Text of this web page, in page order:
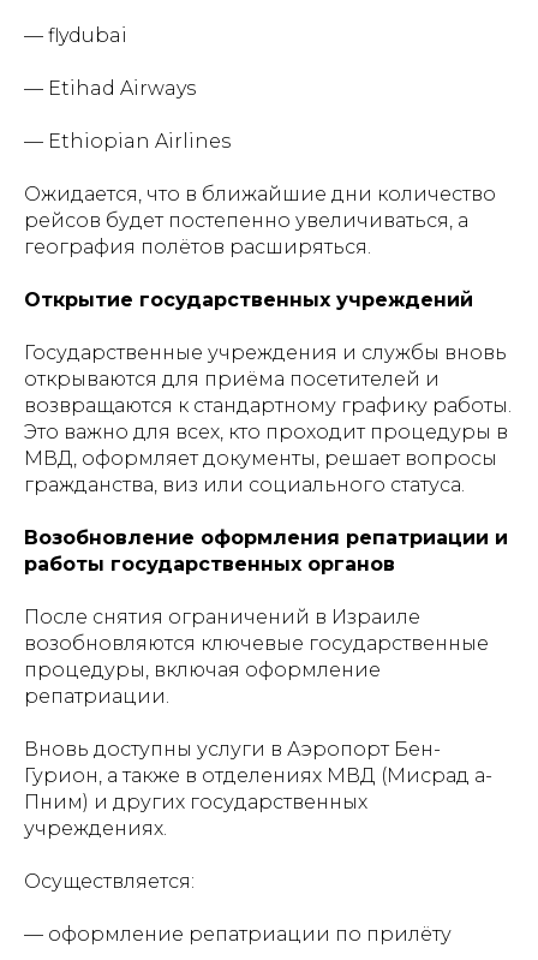
— flydubai
— Etihad Airways
— Ethiopian Airlines
Ожидается, что в ближайшие дни количество
рейсов будет постепенно увеличиваться, а
география полётов расширяться.
Открытие государственных учреждений
Государственные учреждения и службы вновь
открываются для приёма посетителей и
возвращаются к стандартному графику работы.
Это важно для всех, кто проходит процедуры в
МВД, оформляет документы, решает вопросы
гражданства, виз или социального статуса.
Возобновление оформления репатриации и
работы государственных органов
После снятия ограничений в Израиле
возобновляются ключевые государственные
процедуры, включая оформление
репатриации.
Вновь доступны услуги в Аэропорт Бен-
Гурион, а также в отделениях МВД (Мисрад а-
Пним) и других государственных
учреждениях.
Осуществляется:
— оформление репатриации по прилёту